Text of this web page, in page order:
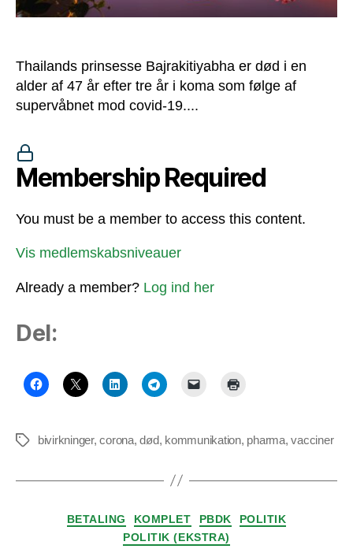
Thailands prinsesse Bajrakitiyabha er død i en
alder af 47 år efter tre år i koma som følge af
supervåbnet mod covid-19....
Membership Required
You must be a member to access this content.
Vis medlemskabsniveauer
Already a member? Log ind her
Del:
Tags bivirkninger,corona,død, kommunikation, pharma,vacciner
Kategorier
BETALING KOMPLET PBDK
POLITIK
POLITIK (EKSTRA)